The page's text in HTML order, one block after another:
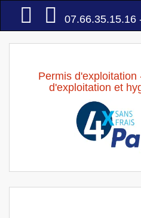
Accueil
07.66.35.15.16
Permis
d'exploitation et